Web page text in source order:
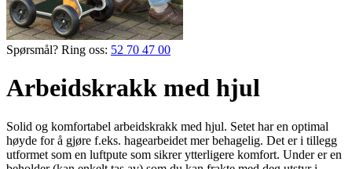
Spørsmål? Ring oss: 52 70 47 00
Arbeidskrakk med hjul
Solid og komfortabel arbeidskrakk med hjul. Setet har en optimal
høyde for å gjøre f.eks. hage­arbeidet mer behagelig. Det er i tillegg
utformet som en luftpute som sikrer ytterligere komfort. Under er en